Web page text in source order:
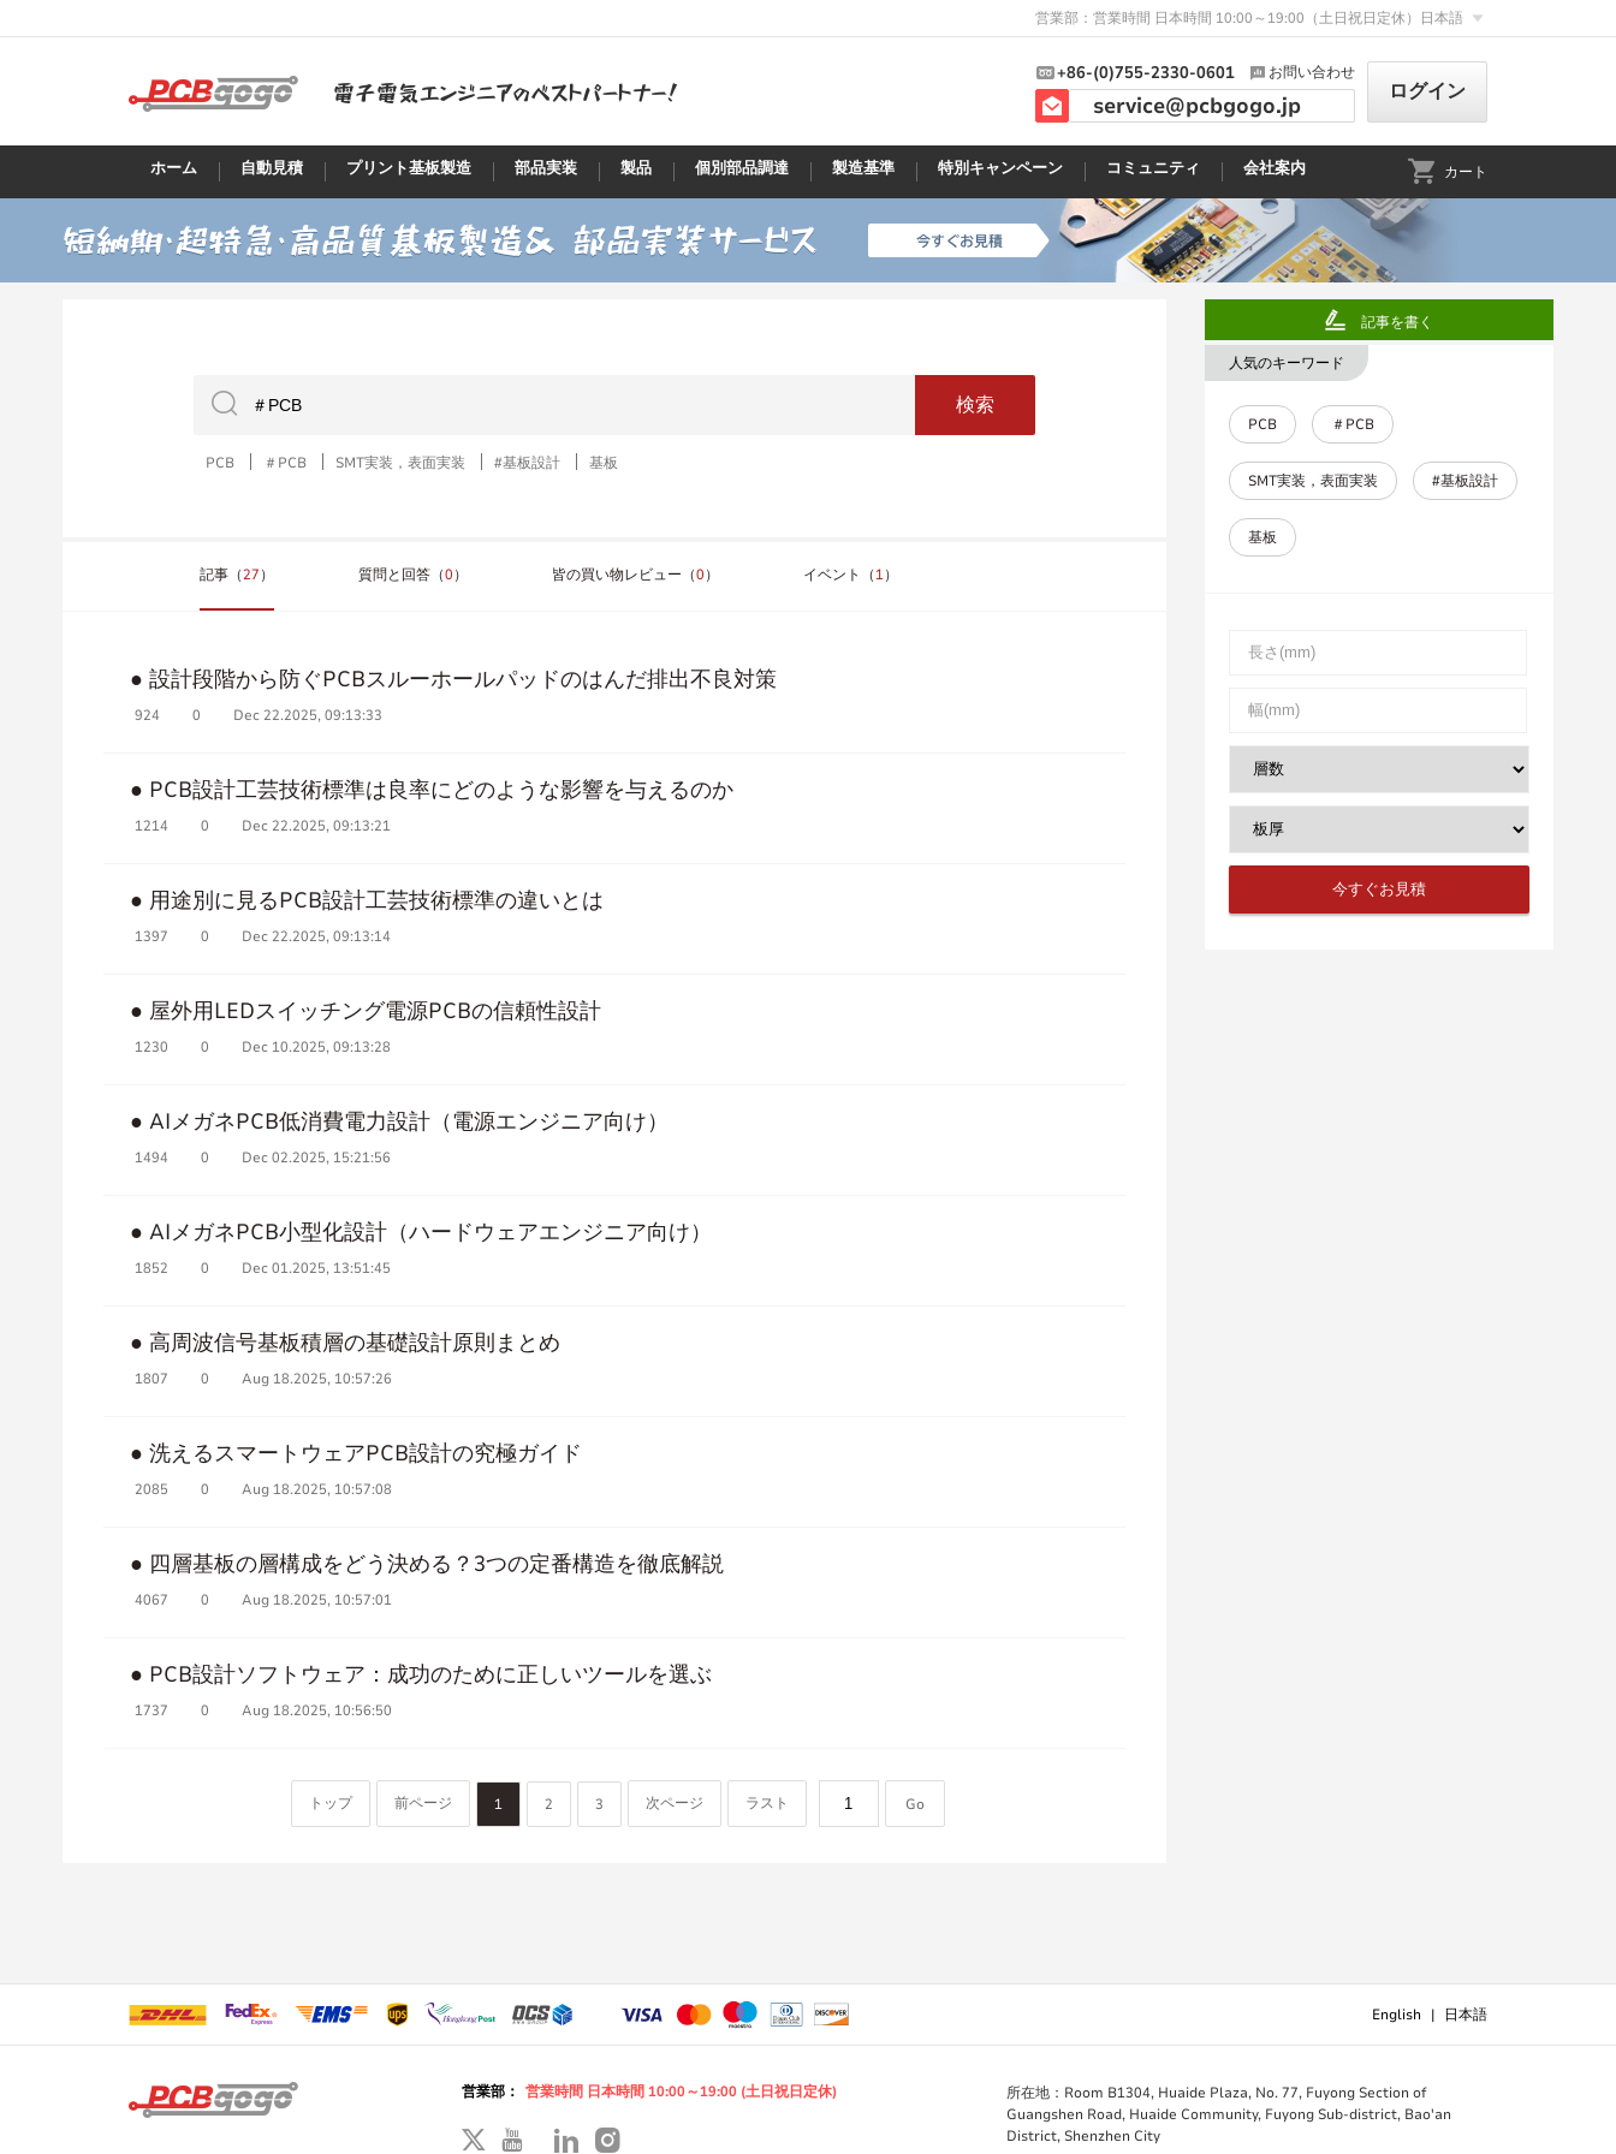
営業部：営業時間 日本時間 10:00～19:00（土日祝日定休） 日本語
+86-(0)755-2330-0601 お問い合わせ
service@pcbgogo.jp ログイン
ホーム 自動見積 プリント基板製造 部品実装 製品 個別部品調達 製造基準 特別キャンペーン コミュニティ 会社案内 カート
検索
PCB ＃PCB SMT実装，表面実装 #基板設計 基板
記事（27） 質問と回答（0） 皆の買い物レビュー（0） イベント（1）
● 設計段階から防ぐPCBスルーホールパッドのはんだ排出不良対策
924 0 Dec 22.2025, 09:13:33
● PCB設計工芸技術標準は良率にどのような影響を与えるのか
1214 0 Dec 22.2025, 09:13:21
● 用途別に見るPCB設計工芸技術標準の違いとは
1397 0 Dec 22.2025, 09:13:14
● 屋外用LEDスイッチング電源PCBの信頼性設計
1230 0 Dec 10.2025, 09:13:28
● AIメガネPCB低消費電力設計（電源エンジニア向け）
1494 0 Dec 02.2025, 15:21:56
● AIメガネPCB小型化設計（ハードウェアエンジニア向け）
1852 0 Dec 01.2025, 13:51:45
● 高周波信号基板積層の基礎設計原則まとめ
1807 0 Aug 18.2025, 10:57:26
● 洗えるスマートウェアPCB設計の究極ガイド
2085 0 Aug 18.2025, 10:57:08
● 四層基板の層構成をどう決める？3つの定番構造を徹底解説
4067 0 Aug 18.2025, 10:57:01
● PCB設計ソフトウェア：成功のために正しいツールを選ぶ
1737 0 Aug 18.2025, 10:56:50
トップ 前ページ 1 2 3 次ページ ラスト Go
記事を書く
人気のキーワード
PCB ＃PCB
SMT実装，表面実装 #基板設計
基板
English | 日本語
営業部： 営業時間 日本時間 10:00～19:00 (土日祝日定休)
所在地：Room B1304, Huaide Plaza, No. 77, Fuyong Section of
Guangshen Road, Huaide Community, Fuyong Sub-district, Bao'an
District, Shenzhen City